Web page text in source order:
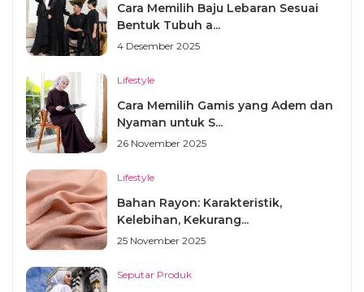
Cara Memilih Baju Lebaran Sesuai
Bentuk Tubuh a...
4 Desember 2025
Lifestyle
Cara Memilih Gamis yang Adem dan
Nyaman untuk S...
26 November 2025
Lifestyle
Bahan Rayon: Karakteristik,
Kelebihan, Kekurang...
25 November 2025
Seputar Produk